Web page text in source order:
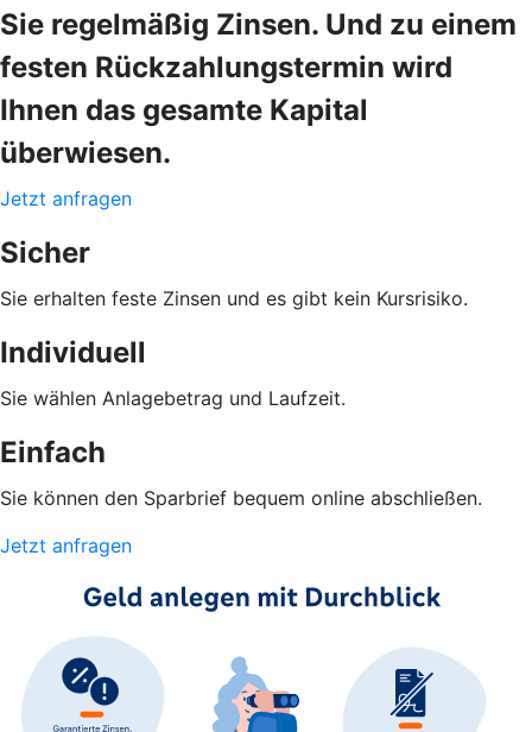
Sie regelmäßig Zinsen. Und zu einem
festen Rückzahlungstermin wird
Ihnen das gesamte Kapital
überwiesen.
Jetzt anfragen
Sicher
Sie erhalten feste Zinsen und es gibt kein Kursrisiko.
Individuell
Sie wählen Anlagebetrag und Laufzeit.
Einfach
Sie können den Sparbrief bequem online abschließen.
Jetzt anfragen